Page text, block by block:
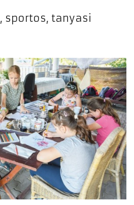
sportos, tanyasi